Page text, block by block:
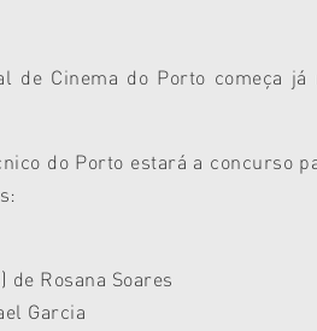
de Cinema do Porto começa
do Porto estará a concurso
de Rosana Soares
Garcia